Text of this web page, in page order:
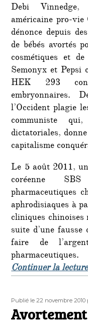
Debi Vinnedge,
américaine pro-
dénonce depuis
de bébés avortés
cosmétiques et
Semonyx et Pepsi
HEK 293
embryonnaires.
l’Occident plagie
communiste
dictatoriales,
capitalisme
Le 5 août 2011,
coréenne
pharmaceutiques
aphrodisiaques à
cliniques
suite d’une
faire de
pharmaceutiques.
Continuer la lecture
Publié
le
Publié le 22 novembre 2010